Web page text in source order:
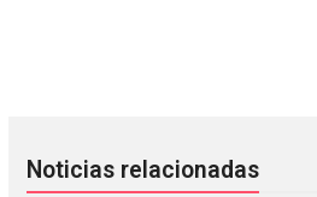
Noticias relacionadas